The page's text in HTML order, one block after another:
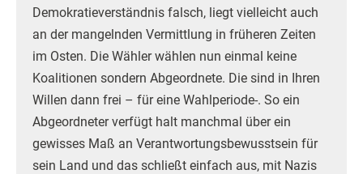
Demokratieverständnis falsch, liegt vielleicht auch
an der mangelnden Vermittlung in früheren Zeiten
im Osten. Die Wähler wählen nun einmal keine
Koalitionen sondern Abgeordnete. Die sind in Ihren
Willen dann frei – für eine Wahlperiode-. So ein
Abgeordneter verfügt halt manchmal über ein
gewisses Maß an Verantwortungsbewusstsein für
sein Land und das schließt einfach aus, mit Nazis